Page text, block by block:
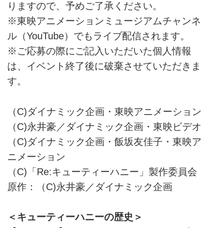
りますので、予めご了承ください。
※東映アニメーションミュージアムチャンネ
ル（YouTube）でもライブ配信されます。
※ご応募の際にご記入いただいた個人情報
は、イベント終了後に破棄させていただきま
す。
（C)ダイナミック企画・東映アニメーション
（C)永井豪／ダイナミック企画・東映ビデオ
（C)ダイナミック企画・飯坂友佳子・東映ア
ニメーション
（C)「Re:キューティーハニー」製作委員会
原作：（C)永井豪／ダイナミック企画
＜キューティーハニーの歴史＞